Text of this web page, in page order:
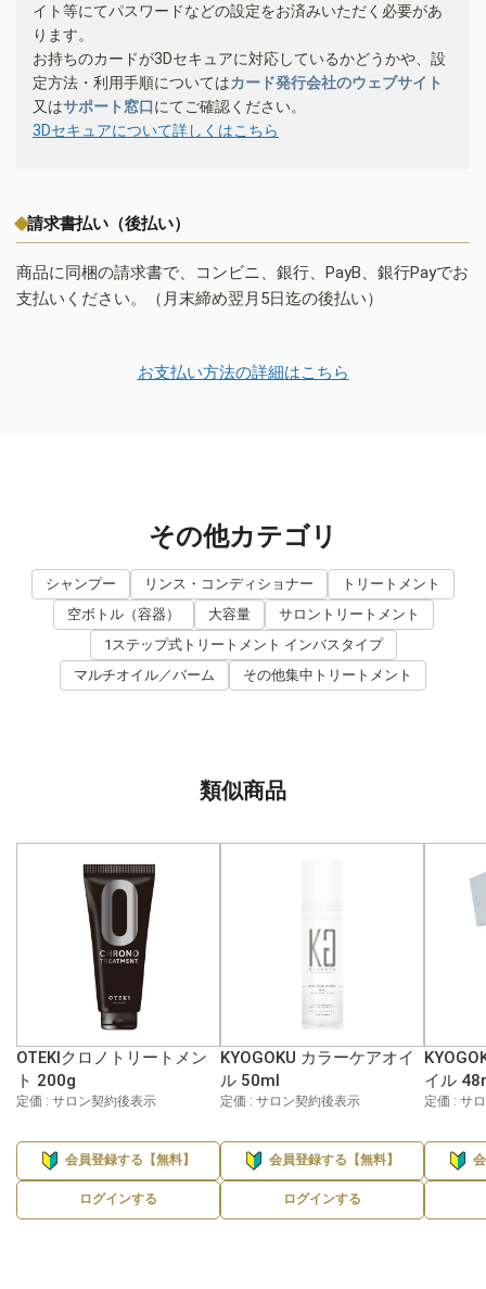
イト等にてパスワードなどの設定をお済みいただく必要があ
ります。
お持ちのカードが3Dセキュアに対応しているかどうかや、設
定方法・利用手順についてはカード発行会社のウェブサイト
又はサポート窓口にてご確認ください。
3Dセキュアについて詳しくはこちら
請求書払い（後払い）
商品に同梱の請求書で、コンビニ、銀行、PayB、銀行Payでお
支払いください。（月末締め翌月5日迄の後払い）
お支払い方法の詳細はこちら
その他カテゴリ
シャンプー リンス・コンディショナー
トリートメント
空ボトル（容器）
大容量
サロントリートメント
1ステップ式トリートメント インバスタイプ
マルチオイル／バーム
その他集中トリートメント
類似商品
OTEKIクロノトリートメン
ト 200g
定価 : サロン契約後表示
会員登録する【無料】
ログインする
KYOGOKU カラーケアオイ
ル 50ml
定価 : サロン契約後表示
会員登録する【無料】
ログインする
イル
定価 : サ